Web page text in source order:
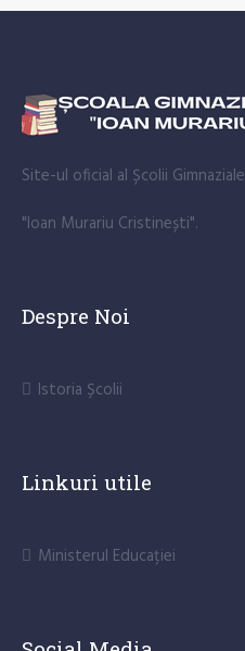
Site-ul oficial al Școlii Gimnaziale
"Ioan Murariu Cristinești".
Despre Noi
Istoria Școlii
Linkuri utile
Ministerul Educației